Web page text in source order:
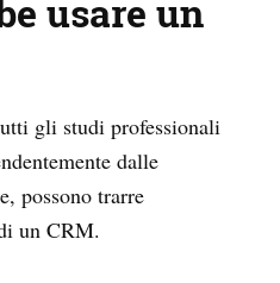
usare un
gli studi professionali
dalle
possono trarre
un CRM.